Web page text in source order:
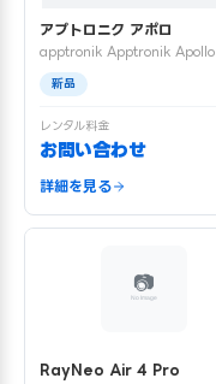
アプトロニク アポロ
apptronik Apptronik Apollo
新品
レンタル料金
お問い合わせ
詳細を見る
RayNeo Air 4 Pro